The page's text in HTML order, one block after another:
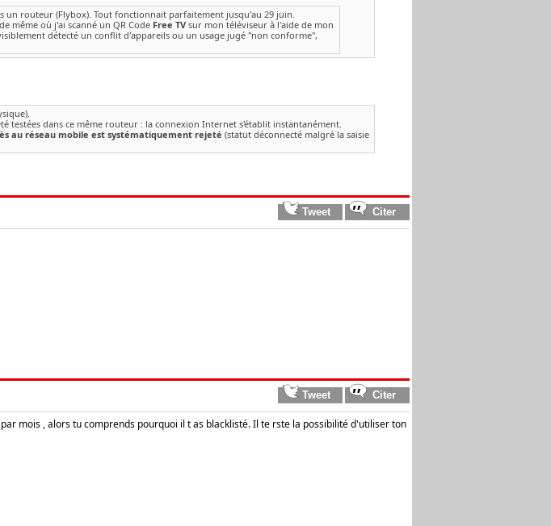
un routeur (Flybox). Tout fonctionnait parfaitement jusqu'au 29 juin.
même où j'ai scanné un QR Code Free TV sur mon téléviseur à l'aide de mon
détecté un conflit d'appareils ou un usage jugé "non conforme",
testées dans ce même routeur : la connexion Internet s'établit instantanément.
au réseau mobile est systématiquement rejeté (statut déconnecté malgré la saisie
mois , alors tu comprends pourquoi il t as blacklisté. Il te rste la possibilité d'utiliser ton